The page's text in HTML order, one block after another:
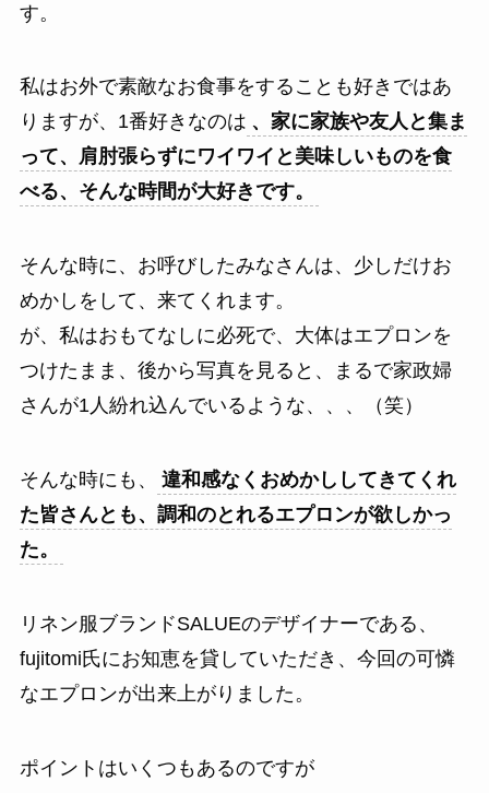
す。
私はお外で素敵なお食事をすることも好きではあ
りますが、1番好きなのは 、家に家族や友人と集ま
って、肩肘張らずにワイワイと美味しいものを食
べる、そんな時間が大好きです。
そんな時に、お呼びしたみなさんは、少しだけお
めかしをして、来てくれます。
が、私はおもてなしに必死で、大体はエプロンを
つけたまま、後から写真を見ると、まるで家政婦
さんが1人紛れ込んでいるような、、、（笑）
そんな時にも、
違和感なくおめかししてきてくれ
た皆さんとも、調和のとれるエプロンが欲しかっ
た。
リネン服ブランドSALUEのデザイナーである、
fujitomi氏にお知恵を貸していただき、今回の可憐
なエプロンが出来上がりました。
ポイントはいくつもあるのですが